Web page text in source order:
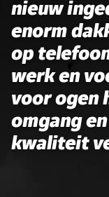
nieuw
enorm
op
werk en
voor ogen
omgang
kwaliteit